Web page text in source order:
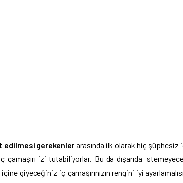
edilmesi gerekenler arasında ilk olarak hiç şüphesiz
çamaşırı izi tutabiliyorlar. Bu da dışarıda
giyeceğiniz iç çamaşırınızın rengini iyi